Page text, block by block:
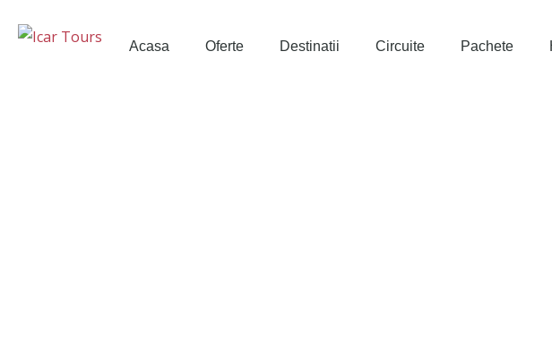
Acasa Oferte Destinatii Circuite Pachete